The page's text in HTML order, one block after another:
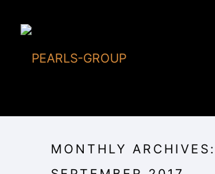
MONTHLY ARCHIVES: